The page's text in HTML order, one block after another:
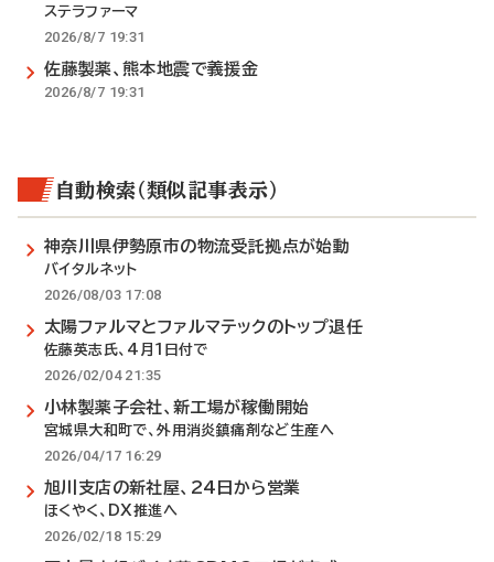
ステラファーマ
2026/8/7 19:31
佐藤製薬、熊本地震で義援金
2026/8/7 19:31
自動検索（類似記事表示）
神奈川県伊勢原市の物流受託拠点が始動
バイタルネット
2026/08/03 17:08
太陽ファルマとファルマテックのトップ退任
佐藤英志氏、4月1日付で
2026/02/04 21:35
小林製薬子会社、新工場が稼働開始
宮城県大和町で、外用消炎鎮痛剤など生産へ
2026/04/17 16:29
旭川支店の新社屋、24日から営業
ほくやく、DX推進へ
2026/02/18 15:29